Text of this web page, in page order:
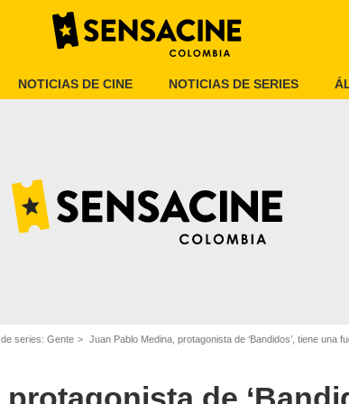
NOTICIAS DE CINE NOTICIAS DE SERIES
series: Gente Juan Pablo Medina, protagonista de ‘Bandidos’, tiene una